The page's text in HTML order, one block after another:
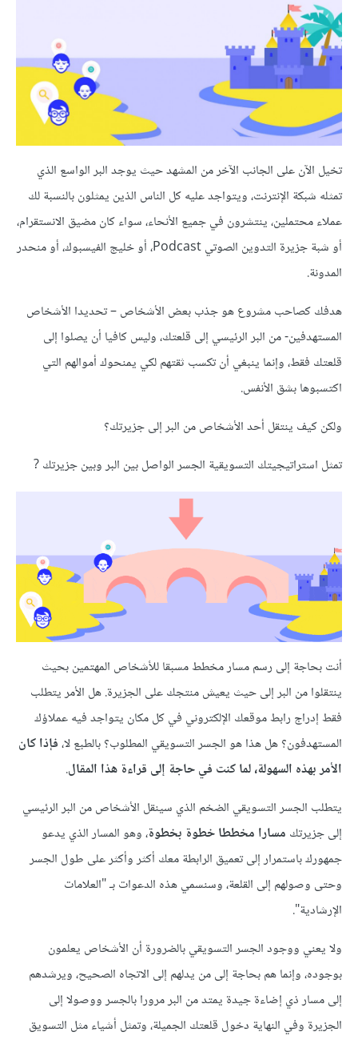
تخيل الآن على الجانب الآخر من المشهد حيث يوجد البر الواسع الذي
تمثله شبكة الإنترنت، ويتواجد عليه كل الناس الذين يمثلون بالنسبة لك
عملاء محتملين، ينتشرون في جميع الأنحاء، سواء كان مضيق الانستقرام،
أو شبة جزيرة التدوين الصوتي Podcast، أو خليج الفيسبوك، أو منحدر
المدونة.
هدفك كصاحب مشروع هو جذب بعض الأشخاص – تحديدا الأشخاص
المستهدفين- من البر الرئيسي إلى قلعتك، وليس كافيا أن يصلوا إلى
قلعتك فقط، وإنما ينبغي أن تكسب ثقتهم لكي يمنحوك أموالهم التي
اكتسبوها بشق الأنفس.
ولكن كيف ينتقل أحد الأشخاص من البر إلى جزيرتك؟
تمثل استراتيجيتك التسويقية الجسر الواصل بين البر وبين جزيرتك ?
أنت بحاجة إلى رسم مسار مخطط مسبقا للأشخاص المهتمين بحيث
ينتقلوا من البر إلى حيث يعيش منتجك على الجزيرة. هل الأمر يتطلب
فقط إدراج رابط موقعك الإلكتروني في كل مكان يتواجد فيه عملاؤك
المستهدفون؟ هل هذا هو الجسر التسويقي المطلوب؟ بالطبع لا،فإذا كان
الأمر بهذه السهولة، لما كنت في حاجة إلى قراءة هذا المقال.
يتطلب الجسر التسويقي الضخم الذي سينقل الأشخاص من البر الرئيسي
إلى جزيرتك مسارا مخططا خطوة بخطوة، وهو المسار الذي يدعو
جمهورك باستمرار إلى تعميق الرابطة معك أكثر وأكثر على طول الجسر
وحتى وصولهم إلى القلعة، وسنسمي هذه الدعوات بـ "العلامات
الإرشادية".
ولا يعني ووجود الجسر التسويقي بالضرورة أن الأشخاص يعلمون
بوجوده، وإنما هم بحاجة إلى من يدلهم إلى الاتجاه الصحيح، ويرشدهم
إلى مسار ذي إضاءة جيدة يمتد من البر مرورا بالجسر ووصولا إلى
الجزيرة وفي النهاية دخول قلعتك الجميلة، وتمثل أشياء مثل التسويق